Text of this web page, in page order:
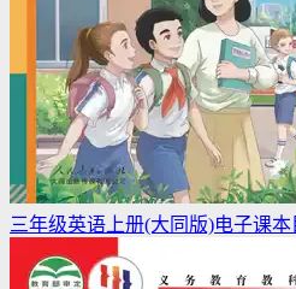
三年级英语上册(大同版)电子课